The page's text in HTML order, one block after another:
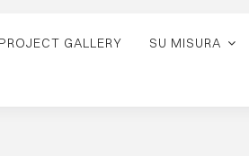
PROJECT GALLERY SU MISURA